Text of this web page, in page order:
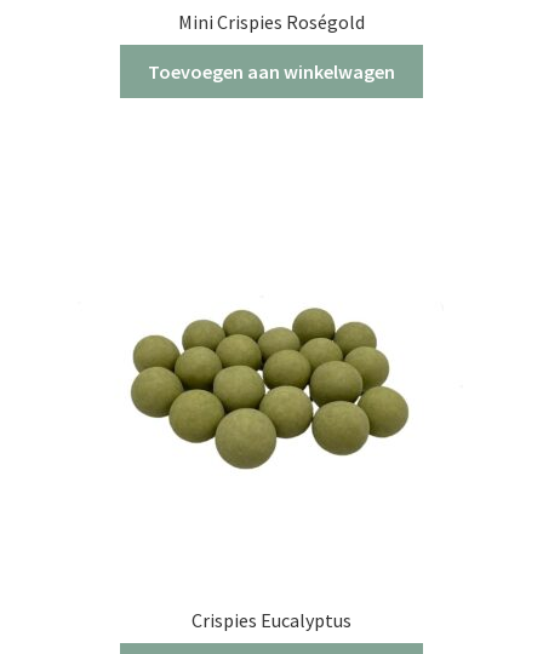
Mini Crispies Roségold
Toevoegen aan winkelwagen
Crispies Eucalyptus